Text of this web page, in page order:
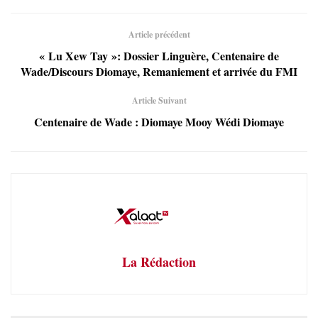
Article précédent
« Lu Xew Tay »: Dossier Linguère, Centenaire de
Wade/Discours Diomaye, Remaniement et arrivée du FMI
Article Suivant
Centenaire de Wade : Diomaye Mooy Wédi Diomaye
La Rédaction